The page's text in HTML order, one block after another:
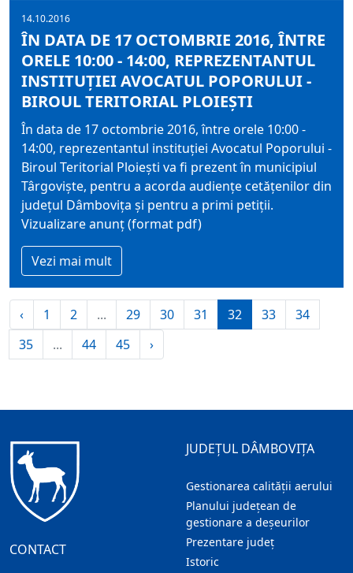
14.10.2016
ÎN DATA DE 17 OCTOMBRIE 2016, ÎNTRE
ORELE 10:00 - 14:00, REPREZENTANTUL
INSTITUŢIEI AVOCATUL POPORULUI -
BIROUL TERITORIAL PLOIEŞTI
În data de 17 octombrie 2016, între orele 10:00 -
14:00, reprezentantul instituţiei Avocatul Poporului -
Biroul Teritorial Ploieşti va fi prezent în municipiul
Târgovişte, pentru a acorda audienţe cetăţenilor din
judeţul Dâmboviţa şi pentru a primi petiţii.
Vizualizare anunț (format pdf)
Vezi mai mult
‹ 1 2 ... 29 30 31 32 33
34
35
... 44 45 ›
CONTACT
JUDEȚUL DÂMBOVIȚA
Gestionarea calității aerului
Planului județean de
gestionare a deșeurilor
Prezentare judeţ
Istoric